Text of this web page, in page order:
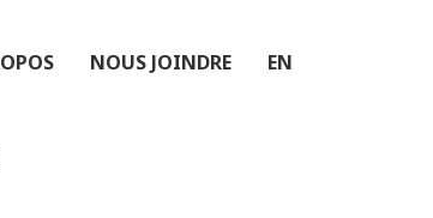
NOUS JOINDRE EN